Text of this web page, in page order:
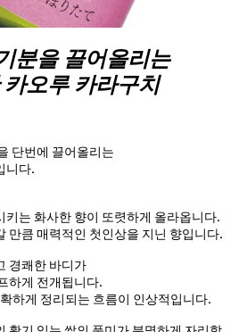
분을 끌어올리는
오루 카라구치
단번에 끌어올리는
니다.
키는 화사한 향이 또렷하게 올라옵니다.
만큼 매력적인 첫인상을 지닌 향입니다.
경쾌한 바디가
하게 전개됩니다.
하게 정리되는 흐름이 인상적입니다.